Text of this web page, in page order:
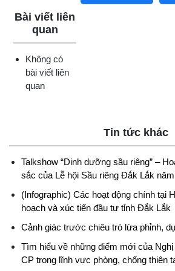
Bài viết liên
quan
Không có
bài viết liên
quan
Tin tức khác
Talkshow “Dinh dưỡng sầu riêng” –
sắc của Lễ hội Sầu riêng Đắk Lắk
(Infographic) Các hoạt động chính tại
hoạch và xúc tiến đầu tư tỉnh Đắk Lắk
Cảnh giác trước chiêu trò lừa phỉnh,
Tìm hiểu về những điểm mới của
CP trong lĩnh vực phòng, chống thiên